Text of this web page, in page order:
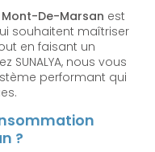
De-Marsan est
souhaitent maîtriser
en faisant un
SUNALYA, nous vous
performant qui
?